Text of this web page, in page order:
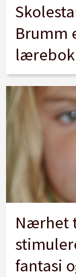
Brumm
Nærhet
fantasi